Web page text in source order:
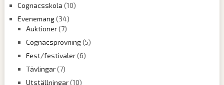
Cognacsskola (10)
Evenemang(34)
Auktioner(7)
Cognacsprovning(5)
Fest/festivaler(6)
Tävlingar(7)
Utställningar(10)